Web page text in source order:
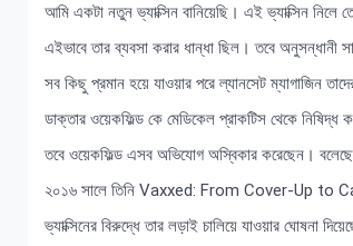
আমি একটা নতুন ভ্যাক্সিন বানিয়েছি। এই ভ্যাক্সিন নিলে
এইভাবে তার ব্যবসা করার ধান্ধা ছিল। তবে অনুসন্ধানী
সব কিছু প্রমান হয়ে যাওয়ার পরে ল্যানসেট ম্যাগাজিন
ডাক্তার ওয়েকফিল্ড কে মেডিকেল প্রাকটিস থেকে
তবে ওয়েকফিল্ড এসব অভিযোগ অস্বিকার করেছেন।
২০১৬ সালে তিনি Vaxxed: From Cover-Up to
ভ্যাক্সিনের বিরুদ্ধে তার লড়াই চালিয়ে যাওয়ার ঘোষনা